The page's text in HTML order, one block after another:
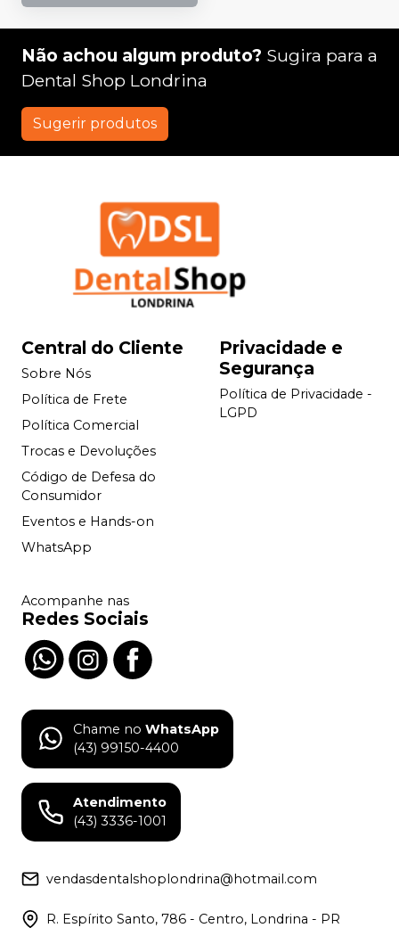
Não achou algum produto? Sugira para a
Dental Shop Londrina
Sugerir produtos
Central do Cliente
Sobre Nós
Política de Frete
Política Comercial
Trocas e Devoluções
Código de Defesa do
Consumidor
Eventos e Hands-on
WhatsApp
Privacidade e
Segurança
Política de Privacidade -
LGPD
Acompanhe nas
Redes Sociais
Chame no WhatsApp
(43) 99150-4400
Atendimento
(43) 3336-1001
vendasdentalshoplondrina@hotmail.com
R. Espírito Santo, 786 - Centro, Londrina - PR